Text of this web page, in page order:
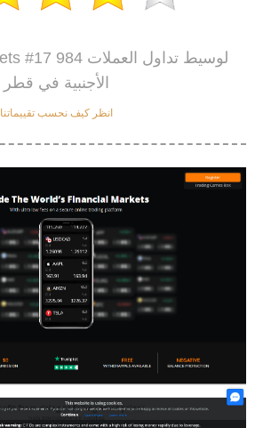
الأجنبية في قطر
انظر كيف نحسب تقييماتنا